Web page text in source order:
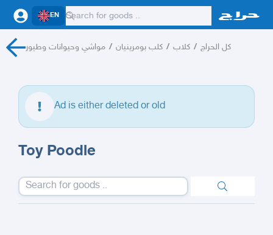
EN
مواشي وحيوانات وطيور / كلب بومرينيان / كلاب / كل الحراج
Ad is either deleted or old
Toy Poodle